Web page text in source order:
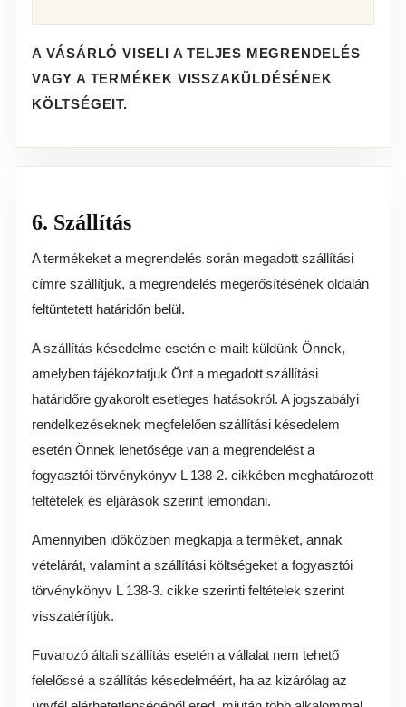
A VÁSÁRLÓ VISELI A TELJES MEGRENDELÉS
VAGY A TERMÉKEK VISSZAKÜLDÉSÉNEK
KÖLTSÉGEIT.
6. Szállítás
A termékeket a megrendelés során megadott szállítási
címre szállítjuk, a megrendelés megerősítésének oldalán
feltüntetett határidőn belül.
A szállítás késedelme esetén e-mailt küldünk Önnek,
amelyben tájékoztatjuk Önt a megadott szállítási
határidőre gyakorolt esetleges hatásokról. A jogszabályi
rendelkezéseknek megfelelően szállítási késedelem
esetén Önnek lehetősége van a megrendelést a
fogyasztói törvénykönyv L 138-2. cikkében meghatározott
feltételek és eljárások szerint lemondani.
Amennyiben időközben megkapja a terméket, annak
vételárát, valamint a szállítási költségeket a fogyasztói
törvénykönyv L 138-3. cikke szerinti feltételek szerint
visszatérítjük.
Fuvarozó általi szállítás esetén a vállalat nem tehető
felelőssé a szállítás késedelméért, ha az kizárólag az